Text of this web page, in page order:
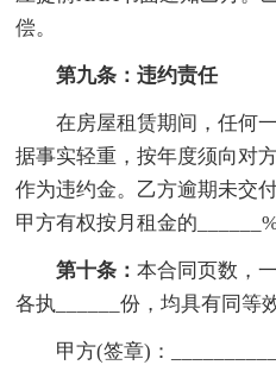
偿。
第九条：违约责任
在房屋租赁期间，任何一
据事实轻重，按年度须向对
作为违约金。乙方逾期未交
甲方有权按月租金的
第十条：本合同页数，
各执______份，均具有同等
甲方(签章)：